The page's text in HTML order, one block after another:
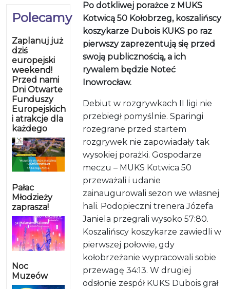
Polecamy
Zaplanuj już
dziś
europejski
weekend!
Przed nami
Dni Otwarte
Funduszy
Europejskich
i atrakcje dla
każdego
Pałac
Młodzieży
zaprasza!
Noc
Muzeów
Po dotkliwej porażce z MUKS
Kotwicą 50 Kołobrzeg, koszalińscy
koszykarze Dubois KUKS po raz
pierwszy zaprezentują się przed
swoją publicznością, a ich
rywalem będzie Noteć
Inowrocław.
Debiut w rozgrywkach II ligi nie
przebiegł pomyślnie. Sparingi
rozegrane przed startem
rozgrywek nie zapowiadały tak
wysokiej porażki. Gospodarze
meczu – MUKS Kotwica 50
przeważali i udanie
zainaugurowali sezon we własnej
hali. Podopieczni trenera Józefa
Janiela przegrali wysoko 57:80.
Koszalińscy koszykarze zawiedli w
pierwszej połowie, gdy
kołobrzeżanie wypracowali sobie
przewagę 34:13. W drugiej
odsłonie zespół KUKS Dubois grał